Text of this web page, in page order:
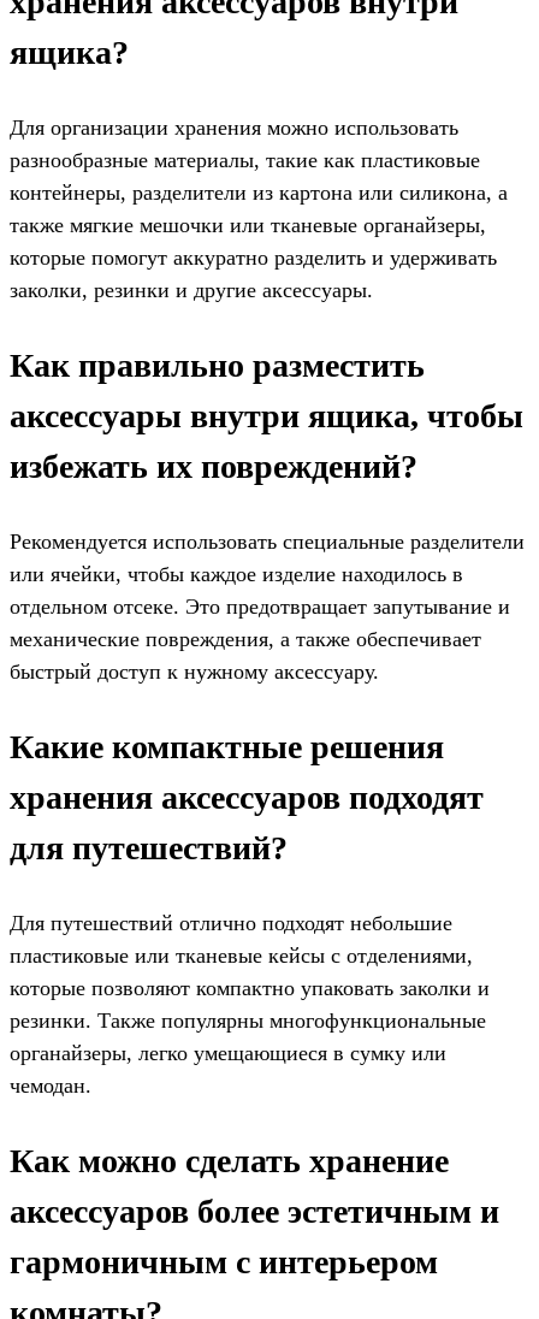
ящика?
Для организации хранения можно использовать
разнообразные материалы, такие как пластиковые
контейнеры, разделители из картона или силикона, а
также мягкие мешочки или тканевые органайзеры,
которые помогут аккуратно разделить и удерживать
заколки, резинки и другие аксессуары.
Как правильно разместить
аксессуары внутри ящика, чтобы
избежать их повреждений?
Рекомендуется использовать специальные разделители
или ячейки, чтобы каждое изделие находилось в
отдельном отсеке. Это предотвращает запутывание и
механические повреждения, а также обеспечивает
быстрый доступ к нужному аксессуару.
Какие компактные решения
хранения аксессуаров подходят
для путешествий?
Для путешествий отлично подходят небольшие
пластиковые или тканевые кейсы с отделениями,
которые позволяют компактно упаковать заколки и
резинки. Также популярны многофункциональные
органайзеры, легко умещающиеся в сумку или
чемодан.
Как можно сделать хранение
аксессуаров более эстетичным и
гармоничным с интерьером